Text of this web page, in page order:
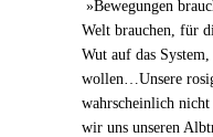
»Bewegungen
Welt brauchen, für
Wut auf das
wollen… Unsere
wahrscheinlich
wir uns unseren